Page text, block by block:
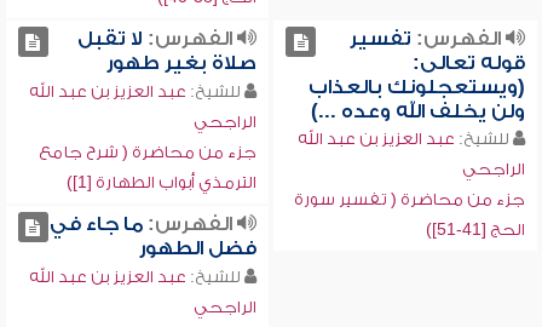
الفهرس: تفسير
قوله تعالى:
(ويستعجلونك بالعذاب
ولن يخلف الله وعده ...)
للشيخ: عبد العزيز بن عبد الله
الراجحي
جزء من محاضرة ( تفسير سورة
الحج [41-51])
الفهرس: لا تقبل
صلاة بغير طهور
للشيخ: عبد العزيز بن عبد الله
الراجحي
جزء من محاضرة ( شرح جامع
الترمذي أبواب الطهارة [1])
الفهرس:ما جاء في
فضل الطهور
للشيخ: عبد العزيز بن عبد الله
الراجحي